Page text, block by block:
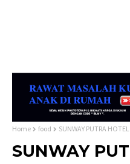
Home food SUNWAY PUTRA
SUNWAY